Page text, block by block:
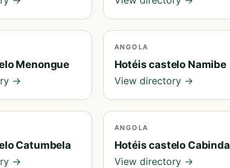
Menongue
→
ANGOLA
Hotéis castelo Namibe
View directory →
Catumbela
→
ANGOLA
Hotéis castelo Cabinda
View directory →